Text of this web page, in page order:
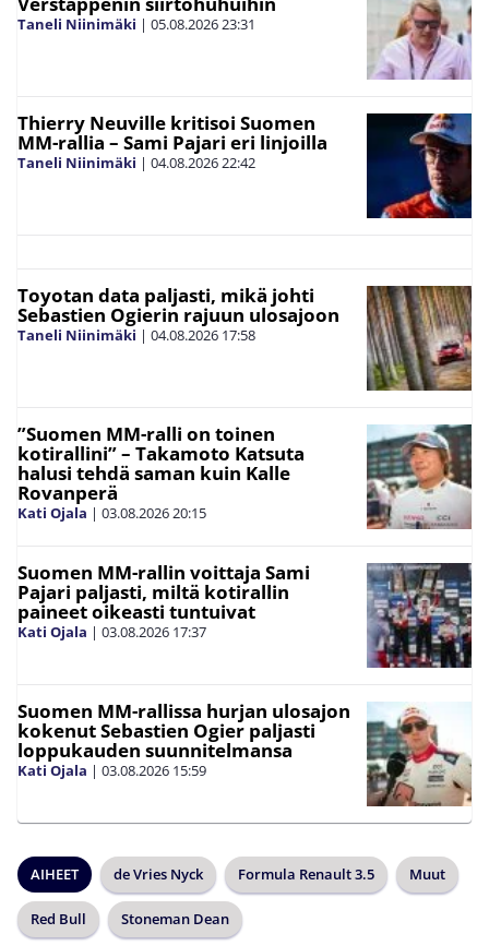
Taneli Niinimäki | 05.08.202623:31
Thierry Neuville kritisoi Suomen
MM-rallia – Sami Pajari eri linjoilla
Taneli Niinimäki | 04.08.202622:42
Toyotan data paljasti, mikä johti
Sebastien Ogierin rajuun ulosajoon
Taneli Niinimäki | 04.08.2026 17:58
”Suomen MM-ralli on toinen
kotirallini” – Takamoto Katsuta
halusi tehdä saman kuin Kalle
Rovanperä
Kati Ojala | 03.08.202620:15
Suomen MM-rallin voittaja Sami
Pajari paljasti, miltä kotirallin
paineet oikeasti tuntuivat
Kati Ojala | 03.08.2026 17:37
Suomen MM-rallissa hurjan ulosajon
kokenut Sebastien Ogier paljasti
loppukauden suunnitelmansa
Kati Ojala | 03.08.2026 15:59
AIHEET de Vries Nyck Formula Renault 3.5 Muut
Red Bull Stoneman Dean